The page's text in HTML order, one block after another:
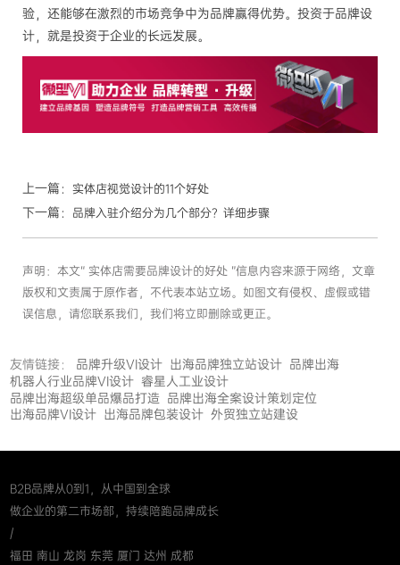
验，还能够在激烈的市场竞争中为品牌赢得优势。投资于品牌设
计，就是投资于企业的长远发展。
上一篇： 实体店视觉设计的11个好处
下一篇： 品牌入驻介绍分为几个部分？详细步骤
声明：本文“ 实体店需要品牌设计的好处 ”信息内容来源于网络，文章
版权和文责属于原作者，不代表本站立场。如图文有侵权、虚假或错
误信息，请您联系我们，我们将立即删除或更正。
友情链接： 品牌升级VI设计 出海品牌独立站设计 品牌出海
机器人行业品牌VI设计 睿星人工业设计
品牌出海超级单品爆品打造 品牌出海全案设计策划定位
出海品牌VI设计 出海品牌包装设计 外贸独立站建设
B2B品牌从0到1，从中国到全球
做企业的第二市场部，持续陪跑品牌成长
/
福田 南山 龙岗 东莞 厦门 达州 成都